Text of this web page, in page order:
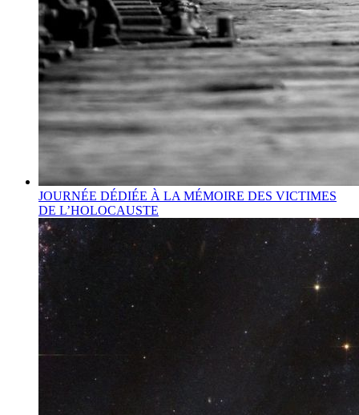
JOURNÉE DÉDIÉE À LA MÉMOIRE DES VICTIMES
DE L’HOLOCAUSTE